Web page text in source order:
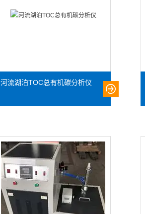
河流湖泊TOC总有机碳分析仪